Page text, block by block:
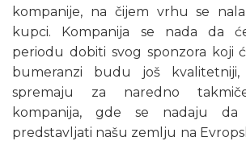
kompanije, na čijem vrhu se
kupci. Kompanija se nada da
periodu dobiti svog sponzora koji
bumeranzi budu još
spremaju za naredno
kompanija, gde se nadaju
predstavljati našu zemlju na